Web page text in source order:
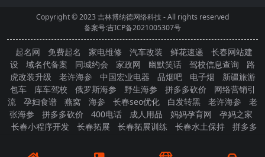
Copyright © 2023吉林博纳德网络科技- All rights reserved
备案号:吉ICP备2021005307号
起名网 免费起名 家电维修 汽车改装 鲜花速递
长春网站建
设
域名代备案 同城约会 家政网 幽默笑话 驾校信息查询
路
虎改装升级
老许海参 中国宏业电器 品烟吧 电子烟
新疆旅游
包车
库车驾校 俄罗斯海参 野生海参 拼多多砍价
网络营销引
流
孕妇食谱 燕窝 海参 长春seo优化 白发转黑 老许海参
老
张海参
拼多多砍价 400电话 成人用品 妈妈孕育网
孕妈之家
长春小程序开发
长春拓展 长春拓展训练 长春水土保持
拼多多